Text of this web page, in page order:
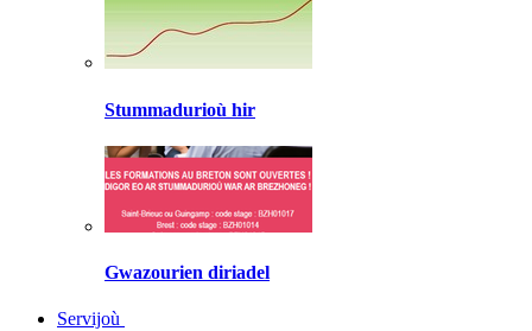
Stummadurioù hir
Gwazourien diriadel
Servijoù